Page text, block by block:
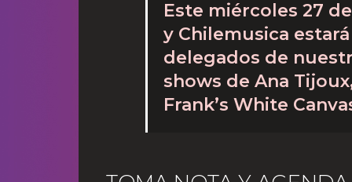
Este miércoles 27
y Chilemusica
delegados de
shows de Ana
Frank’s White